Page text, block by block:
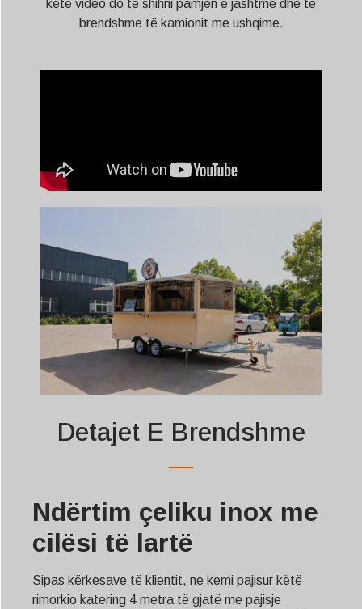
këtë video do të shihni pamjen e jashtme dhe të
brendshme të kamionit me ushqime.
Detajet E Brendshme
Ndërtim çeliku inox me
cilësi të lartë
Sipas kërkesave të klientit, ne kemi pajisur këtë
rimorkio katering 4 metra të gjatë me pajisje